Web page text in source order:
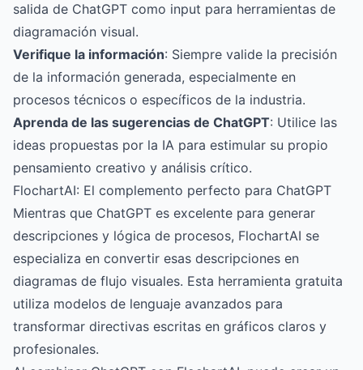
salida de ChatGPT como input para herramientas de
diagramación visual.
Verifique la información: Siempre valide la precisión
de la información generada, especialmente en
procesos técnicos o específicos de la industria.
Aprenda de las sugerencias de ChatGPT: Utilice las
ideas propuestas por la IA para estimular su propio
pensamiento creativo y análisis crítico.
FlochartAI: El complemento perfecto para ChatGPT
Mientras que ChatGPT es excelente para generar
descripciones y lógica de procesos, FlochartAI se
especializa en convertir esas descripciones en
diagramas de flujo visuales. Esta herramienta gratuita
utiliza modelos de lenguaje avanzados para
transformar directivas escritas en gráficos claros y
profesionales.